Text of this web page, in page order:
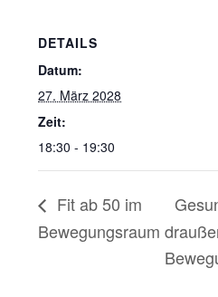
DETAILS
Datum:
27. März 2028
Zeit:
18:30 - 19:30
Fit ab 50 im
Bewegungsraum